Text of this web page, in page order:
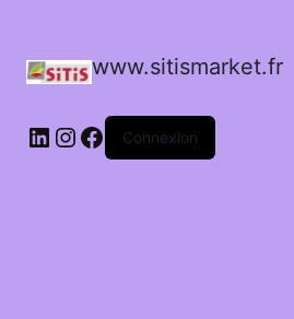
www.sitismarket.fr
LinkedIn
Instagram
Facebook
Connexion